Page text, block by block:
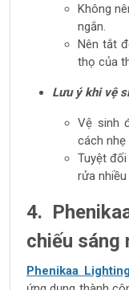
Không
ngắn.
Nên tắt
thọ của
Lưu ý khi vệ
Vệ sinh
cách nhẹ
Tuyệt
rửa nhiều
4.
chiếu sáng
Phenikaa